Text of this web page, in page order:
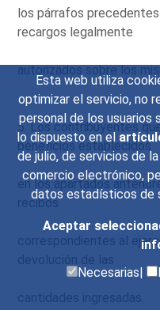
Esta web utiliza
optimizar el servicio, no
personal de los usuarios
lo dispuesto en el
de julio, de servicios de
comercio electrónico,
datos estadísticos de
Aceptar
Necesarias|
los párrafos
recargos legalmente
autorizados sobre los
5. Los contribuyentes
beneficios establecidos
en los apartados
recibos
correspondientes al
devolución de las
cantidades ingresadas.